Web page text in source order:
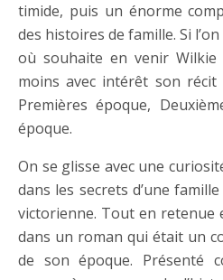
timide, puis un énorme
des histoires de famille. Si
où souhaite en venir Wilkie
moins avec intérêt son
Premières époque,
époque.
On se glisse avec une
dans les secrets d’une
victorienne. Tout en retenue
dans un roman qui était un
de son époque. Présenté